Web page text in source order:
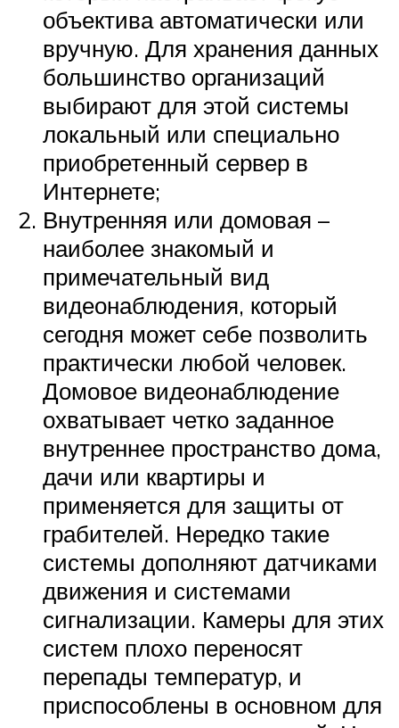
объектива автоматически или
вручную. Для хранения данных
большинство организаций
выбирают для этой системы
локальный или специально
приобретенный сервер в
Интернете;
Внутренняя или домовая –
наиболее знакомый и
примечательный вид
видеонаблюдения, который
сегодня может себе позволить
практически любой человек.
Домовое видеонаблюдение
охватывает четко заданное
внутреннее пространство дома,
дачи или квартиры и
применяется для защиты от
грабителей. Нередко такие
системы дополняют датчиками
движения и системами
сигнализации. Камеры для этих
систем плохо переносят
перепады температур, и
приспособлены в основном для